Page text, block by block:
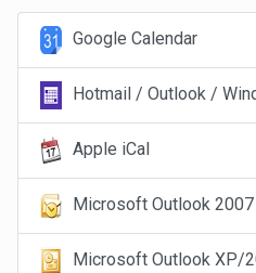
Google Calendar
Hotmail / Outlook /
Apple iCal
Microsoft Outlook 2007
Microsoft Outlook XP/